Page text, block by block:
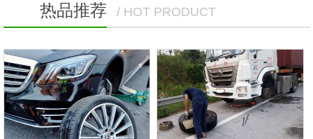
热品推荐 / HOT PRODUCT